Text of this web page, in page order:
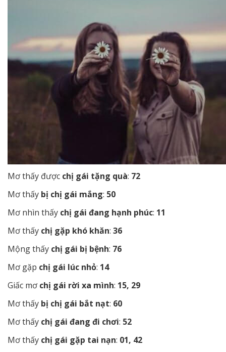
Mơ thấy được chị gái tặng quà: 72
Mơ thấy bị chị gái mắng: 50
Mơ nhìn thấy chị gái đang hạnh phúc: 11
Mơ thấy chị gặp khó khăn: 36
Mộng thấy chị gái bị bệnh: 76
Mơ gặp chị gái lúc nhỏ: 14
Giấc mơ chị gái rời xa mình: 15, 29
Mơ thấy bị chị gái bắt nạt: 60
Mơ thấy chị gái đang đi chơi: 52
Mơ thấy chị gái gặp tai nạn: 01, 42